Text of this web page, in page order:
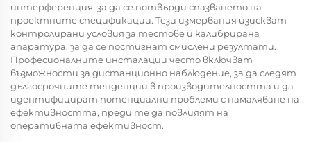
интерференция, за да се потвърди спазването на
проектните спецификации. Тези измервания изискват
контролирани условия за тестове и калибрирана
апаратура, за да се постигнат смислени резултати.
Професионалните инсталации често включват
възможности за дистанционно наблюдение, за да следят
дългосрочните тенденции в производителността и да
идентифицират потенциални проблеми с намаляване на
ефективността, преди те да повлияят на
оперативната ефективност.